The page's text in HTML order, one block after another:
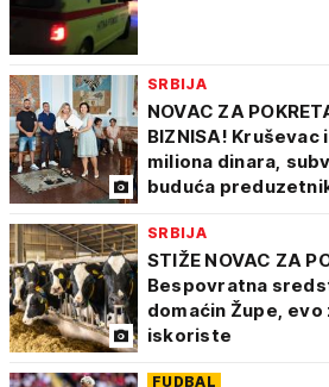
SRBIJA
NOVAC ZA
BIZNISA!
miliona dinara,
buduća
SRBIJA
STIŽE NOVAC ZA
Bespovratna
domaćin Župe, evo
iskoriste
FUDBAL